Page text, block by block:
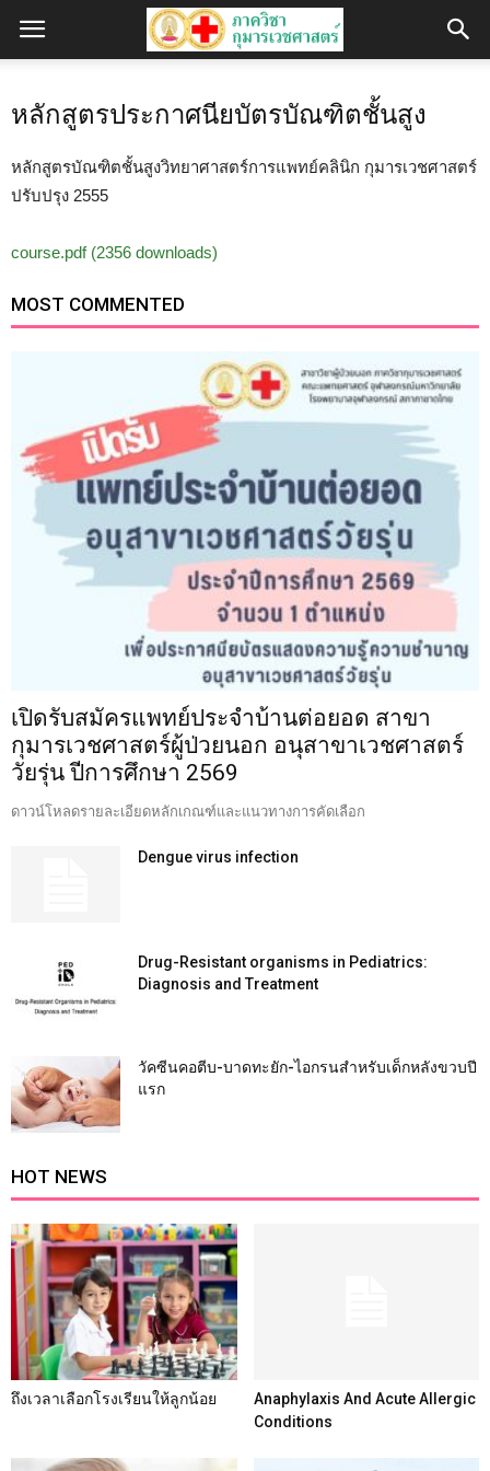
หลักสูตรประกาศนียบัตรบัณฑิตชั้นสูง
หลักสูตรบัณฑิตชั้นสูงวิทยาศาสตร์การแพทย์คลินิก กุมารเวชศาสตร์
ปรับปรุง 2555
course.pdf (2356 downloads)
MOST COMMENTED
เปิดรับสมัครแพทย์ประจำบ้านต่อยอด สาขา
กุมารเวชศาสตร์ผู้ป่วยนอก อนุสาขาเวชศาสตร์
วัยรุ่น ปีการศึกษา 2569
ดาวน์โหลดรายละเอียดหลักเกณฑ์และแนวทางการคัดเลือก
Dengue virus infection
Drug-Resistant organisms in Pediatrics:
Diagnosis and Treatment
วัคซีนคอตีบ-บาดทะยัก-ไอกรนสำหรับเด็กหลังขวบปี
แรก
HOT NEWS
ถึงเวลาเลือกโรงเรียนให้ลูกน้อย
Anaphylaxis And Acute Allergic
Conditions